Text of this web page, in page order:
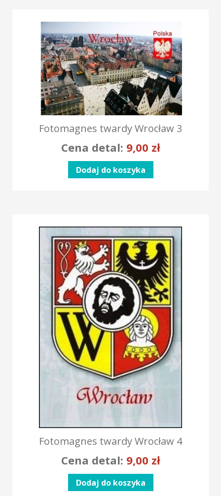
Fotomagnes twardy Wrocław 3
Cena detal: 9,00 zł
Dodaj do koszyka
Fotomagnes twardy Wrocław 4
Cena detal: 9,00 zł
Dodaj do koszyka